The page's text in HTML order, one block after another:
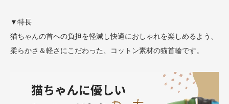
▼特長
猫ちゃんの首への負担を軽減し快適におしゃれを楽しめるよう、
柔らかさ＆軽さにこだわった、コットン素材の猫首輪です。